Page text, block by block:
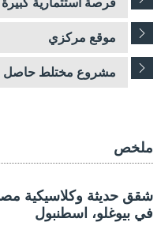
فرصة استثمارية كبيرة
موقع مركزي
مشروع مختلط حاصل
ملخص
في بيوغلو، اسطنبول